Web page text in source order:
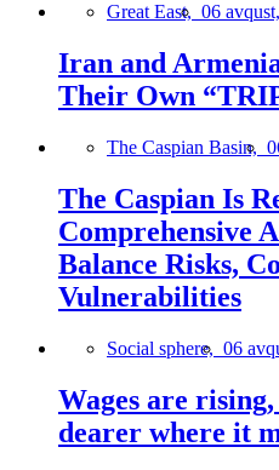
Great East, 06
Iran and
Their Own
The Caspian Basin,
The Caspian Is
Comprehensive
Balance Risks,
Vulnerabilities
Social sphere, 06
Wages are
dearer where it